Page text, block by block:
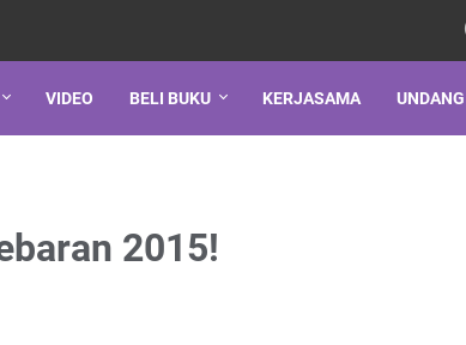
VIDEO BELI BUKU KERJASAMA
2015!